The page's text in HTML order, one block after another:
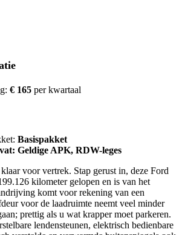
€ 165 per kwartaal
Basispakket
Geldige APK, RDW-leges
voor vertrek. Stap gerust in, deze Ford
kilometer gelopen en is van het
komt voor rekening van een
voor de laadruimte neemt veel minder
prettig als u wat krapper moet parkeren.
lendensteunen, elektrisch bedienbare